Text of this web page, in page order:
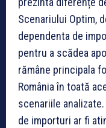
Scenariului Optim,
dependenta de
pentru a scădea
rămâne principala
România în toată
scenariile
de importuri ar fi